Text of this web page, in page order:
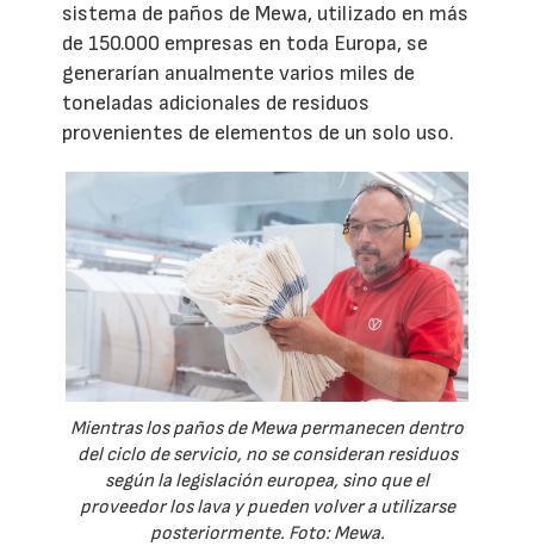
sistema de paños de Mewa, utilizado en más
de 150.000 empresas en toda Europa, se
generarían anualmente varios miles de
toneladas adicionales de residuos
provenientes de elementos de un solo uso.
Mientras los paños de Mewa permanecen dentro
del ciclo de servicio, no se consideran residuos
según la legislación europea, sino que el
proveedor los lava y pueden volver a utilizarse
posteriormente. Foto: Mewa.